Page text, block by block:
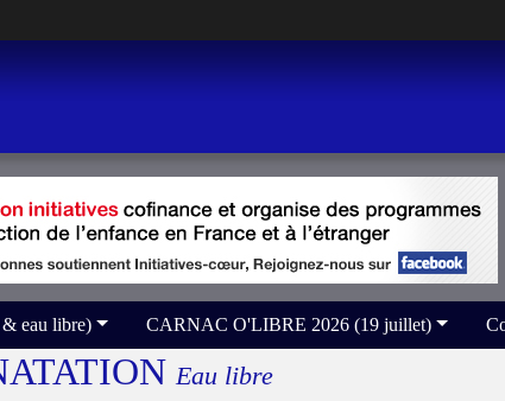
eau libre) CARNAC O'LIBRE 2026 (19 juillet)
Eau libre